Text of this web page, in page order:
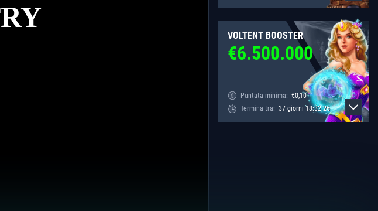
VOLTENT BOOSTER
€6.500.000
Puntata minima: €0,10
Termina tra: 37 giorni 18:32:26